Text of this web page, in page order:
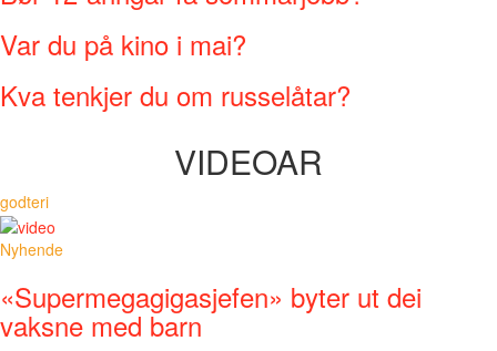
Var du på kino i mai?
Kva tenkjer du om russelåtar?
VIDEOAR
godteri
Nyhende
«Supermegagigasjefen» byter ut dei
vaksne med barn